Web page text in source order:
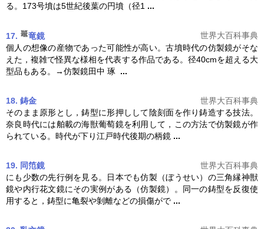
る。173号墳は5世紀後葉の円墳（径1 ...
17. 竜鏡
世界大百科事典
個人の想像の産物であった可能性が高い。古墳時代の仿製鏡がそな
えた，複雑で怪異な様相を代表する作品である。径40cmを超える大
型品もある。→仿製鏡田中 琢 ...
18. 鋳金
世界大百科事典
そのまま原形とし，鋳型に形押しして陰刻面を作り鋳造する技法。
奈良時代には舶載の海獣葡萄鏡を利用して，この方法で仿製鏡が作
られている。時代が下り江戸時代後期の柄鏡 ...
19. 同笵鏡
世界大百科事典
にも少数の先行例を見る。日本でも仿製（ぼうせい）の三角縁神獣
鏡や内行花文鏡にその実例がある（仿製鏡）。同一の鋳型を反復使
用すると，鋳型に亀裂や剝離などの損傷がで ...